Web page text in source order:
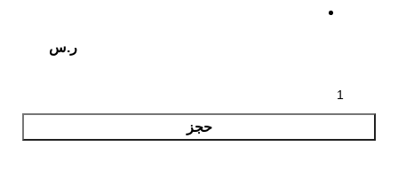
ر.س
حجز